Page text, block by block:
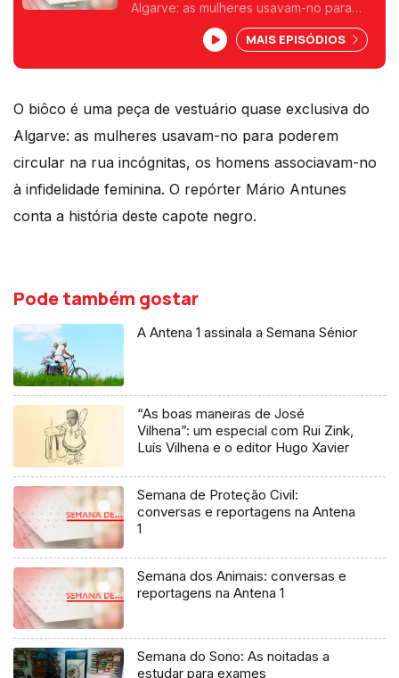
Algarve: as mulheres usavam-no para
homens associavam-no à infidelidade
feminina. O repórter Mário Antunes conta
a história deste capote negro.
MAIS EPISÓDIOS
O biôco é uma peça de vestuário quase exclusiva do
Algarve: as mulheres usavam-no para poderem
circular na rua incógnitas, os homens associavam-no
à infidelidade feminina. O repórter Mário Antunes
conta a história deste capote negro.
Pode também gostar
A Antena 1 assinala a Semana Sénior
“As boas maneiras de José
Vilhena”: um especial com Rui Zink,
Luís Vilhena e o editor Hugo Xavier
Semana de Proteção Civil:
conversas e reportagens na Antena
1
Semana dos Animais: conversas e
reportagens na Antena 1
Semana do Sono: As noitadas a
estudar para exames